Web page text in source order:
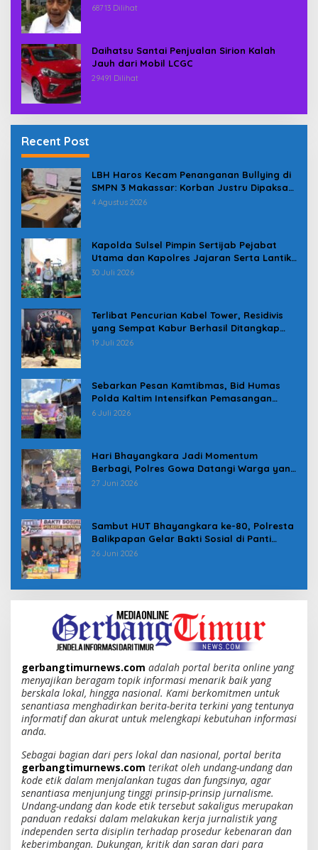
68713 Dilihat
Daihatsu Santai Penjualan Sirion Kalah
Jauh dari Mobil LCGC
29491 Dilihat
Recent Post
LBH Haros Kecam Penanganan Bullying di
SMPN 3 Makassar: Korban Justru Dipaksa
Pindah
4 Agustus 2026
Kapolda Sulsel Pimpin Sertijab Pejabat
Utama dan Kapolres Jajaran Serta Lantik
Karolog dan Kapolresta Gowa
30 Juli 2026
Terlibat Pencurian Kabel Tower, Residivis
yang Sempat Kabur Berhasil Ditangkap
Tim Gabungan di Jeneponto
19 Juli 2026
Sebarkan Pesan Kamtibmas, Bid Humas
Polda Kaltim Intensifkan Pemasangan
Spanduk serta Pembagian Stiker
6 Juli 2026
Hari Bhayangkara Jadi Momentum
Berbagi, Polres Gowa Datangi Warga yang
Membutuhkan
27 Juni 2026
Sambut HUT Bhayangkara ke-80, Polresta
Balikpapan Gelar Bakti Sosial di Panti
Asuhan Jabal Rahmah
26 Juni 2026
gerbangtimurnews.com adalah portal berita online yang
menyajikan beragam topik informasi menarik baik yang
berskala lokal, hingga nasional. Kami berkomitmen untuk
senantiasa menghadirkan berita-berita terkini yang tentunya
informatif dan akurat untuk melengkapi kebutuhan informasi
anda.
Sebagai bagian dari pers lokal dan nasional, portal berita
gerbangtimurnews.com terikat oleh undang-undang dan
kode etik dalam menjalankan tugas dan fungsinya, agar
senantiasa menjunjung tinggi prinsip-prinsip jurnalisme.
Undang-undang dan kode etik tersebut sakaligus merupakan
panduan redaksi dalam melakukan kerja jurnalistik yang
independen serta disiplin terhadap prosedur kebenaran dan
keberimbangan. Dukungan, kritik dan saran dari para